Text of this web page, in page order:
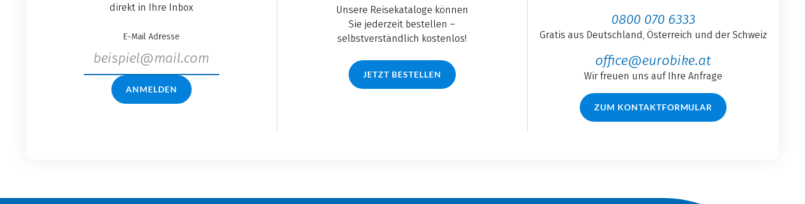
direkt in Ihre Inbox
E-Mail Adresse
ANMELDEN
Unsere Reisekataloge können
Sie jederzeit bestellen –
selbstverständlich kostenlos!
JETZT BESTELLEN
0800 070 6333
Gratis aus Deutschland, Österreich und der Schweiz
office@eurobike.at
Wir freuen uns auf Ihre Anfrage
ZUM KONTAKTFORMULAR